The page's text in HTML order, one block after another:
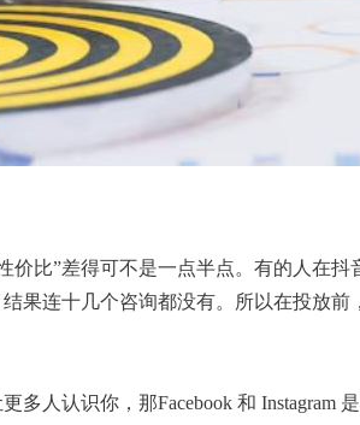
比”差得可不是一点半点。有的人在抖
果连十几个咨询都没有。所以在投放前
人认识你，那Facebook 和 Instagram